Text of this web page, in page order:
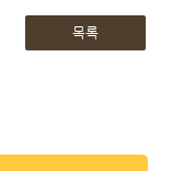
목록